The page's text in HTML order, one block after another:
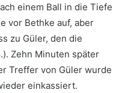
einem Ball in die Tiefe
vor Bethke auf, aber
zu Güler, den die
Zehn Minuten später
Treffer von Güler wurde
einkassiert.